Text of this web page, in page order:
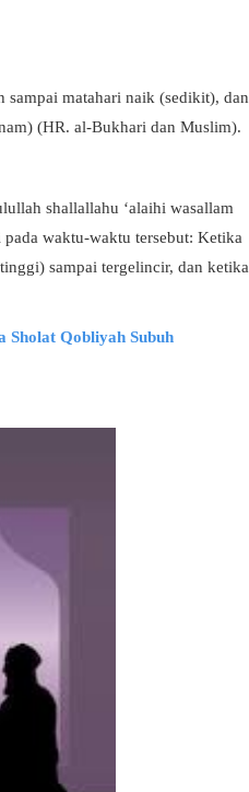
sampai matahari naik (sedikit), dan
(HR. al-Bukhari dan Muslim).
shallallahu ‘alaihi wasallam
waktu-waktu tersebut: Ketika
sampai tergelincir, dan ketika
Sholat Qobliyah Subuh